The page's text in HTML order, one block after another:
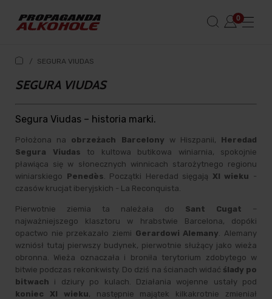
/ SEGURA VIUDAS
SEGURA VIUDAS
Segura Viudas – historia marki.
Położona na obrzeżach Barcelony w Hiszpanii, Heredad
Segura Viudas to kultowa butikowa winiarnia, spokojnie
pławiąca się w słonecznych winnicach starożytnego regionu
winiarskiego Penedès . Początki Heredad sięgają XI wieku -
czasów krucjat iberyjskich - La Reconquista.
Pierwotnie ziemia ta należała do Sant Cugat –
najważniejszego klasztoru w hrabstwie Barcelona, dopóki
opactwo nie przekazało ziemi Gerardowi Alemany . Alemany
wzniósł tutaj pierwszy budynek, pierwotnie służący jako wieża
obronna. Wieża oznaczała i broniła terytorium zdobytego w
bitwie podczas rekonkwisty. Do dziś na ścianach widać ślady po
bitwach i dziury po kulach. Działania wojenne ustały pod
koniec XI wieku, następnie majątek kilkakrotnie zmieniał